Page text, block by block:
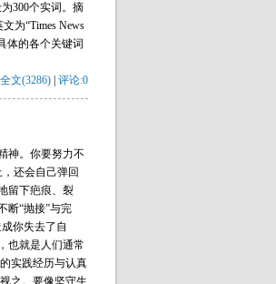
300个实词。摘
为“Times News
体的各个关键词
文(3286) 评论:0
神。你要努力不
还会自己弹回
留下疤痕、裂
断“抛接”与完
你失去了自
也就是人们通常
实践经历与认真
之。要像坚守生